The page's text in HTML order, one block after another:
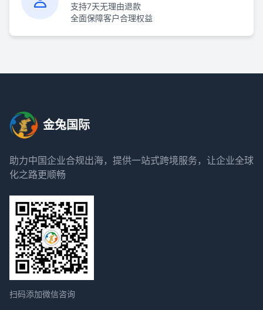
支持7天无理由退款
全面保障客户合理权益
金兔国际
助力中国企业合规出海，提供一站式跨境服务，让企业全球
化之路更顺畅
扫码添加微信咨询